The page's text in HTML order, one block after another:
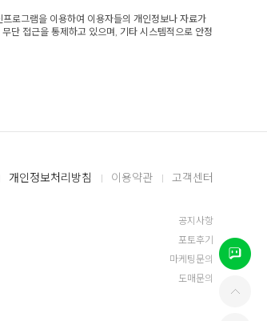
로그램을 이용하여 이용자들의 개인정보나 자료가
단 접근을 통제하고 있으며, 기타 시스템적으로 안정
개인정보처리방침 이용약관 고객센터
공지사항
포토후기
마케팅문의
도매문의